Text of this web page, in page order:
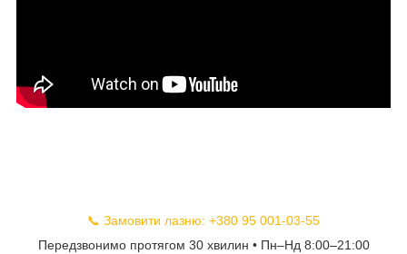
📞 Замовити лазню: +380 95 001-03-55
Передзвонимо протягом 30 хвилин • Пн–Нд 8:00–21:00